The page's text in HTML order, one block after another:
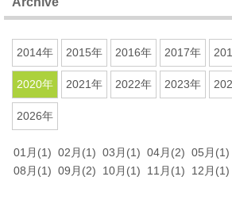
お悩み解決事例
企業情報
FAQ
2014年 2015年 2016年 2017年
2020年 2021年 2022年 2023年
2026年
01月(1) 02月(1) 03月(1) 04月(2) 05月(1)
08月(1) 09月(2) 10月(1) 11月(1) 12月(1)